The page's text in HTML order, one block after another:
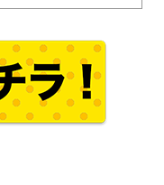
」を決める、年に
賞しており、アニメ
難しい』や、2021
お兄さん』など、マ